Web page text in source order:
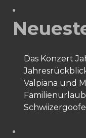
Das Konzert
Jahresrückblick
Valpiana und